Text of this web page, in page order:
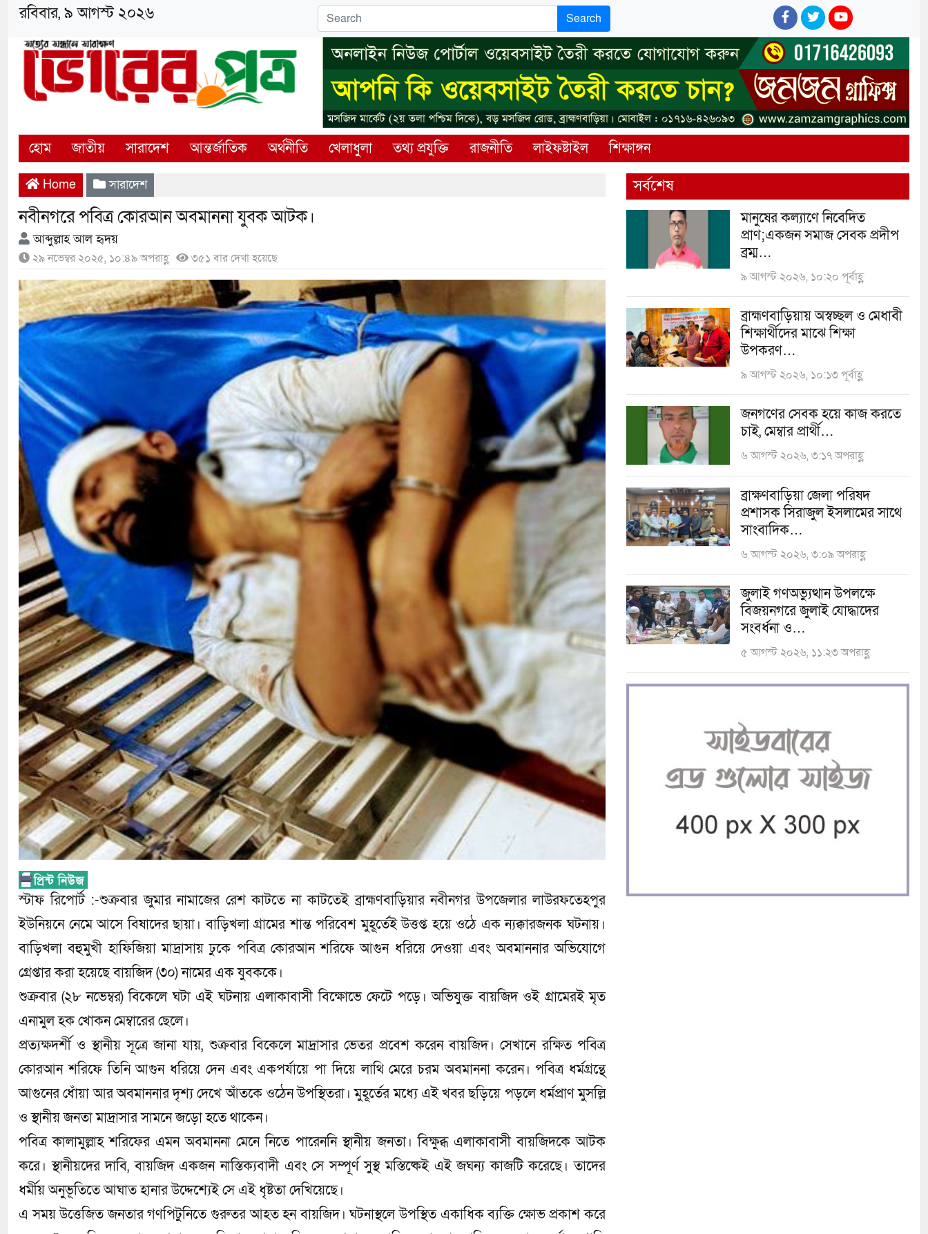
রবিবার, ৯ আগস্ট ২০২৬ Search
হোম জাতীয় সারাদেশ আন্তর্জাতিক অর্থনীতি খেলাধুলা তথ্য প্রযুক্তি রাজনীতি লাইফষ্টাইল শিক্ষাঙ্গন
Home সারাদেশ
নবীনগরে পবিত্র কোরআন অবমাননা যুবক আটক।
আব্দুল্লাহ আল হৃদয়
২৯ নভেম্বর ২০২৫, ১০:৪৯ অপরাহ্ণ ৩৫১ বার দেখা হয়েছে
স্টাফ রিপোর্ট :-শুক্রবার জুমার নামাজের রেশ কাটতে না কাটতেই ব্রাহ্মণবাড়িয়ার নবীনগর উপজেলার লাউরফতেহপুর
ইউনিয়নে নেমে আসে বিষাদের ছায়া। বাড়িখলা গ্রামের শান্ত পরিবেশ মুহূর্তেই উত্তপ্ত হয়ে ওঠে এক ন্যক্কারজনক ঘটনায়।
বাড়িখলা বহুমুখী হাফিজিয়া মাদ্রাসায় ঢুকে পবিত্র কোরআন শরিফে আগুন ধরিয়ে দেওয়া এবং অবমাননার অভিযোগে
গ্রেপ্তার করা হয়েছে বায়জিদ (৩০) নামের এক যুবককে।
শুক্রবার (২৮ নভেম্বর) বিকেলে ঘটা এই ঘটনায় এলাকাবাসী বিক্ষোভে ফেটে পড়ে। অভিযুক্ত বায়জিদ ওই গ্রামেরই মৃত
এনামুল হক খোকন মেম্বারের ছেলে।
প্রত্যক্ষদর্শী ও স্থানীয় সূত্রে জানা যায়, শুক্রবার বিকেলে মাদ্রাসার ভেতর প্রবেশ করেন বায়জিদ। সেখানে রক্ষিত পবিত্র
কোরআন শরিফে তিনি আগুন ধরিয়ে দেন এবং একপর্যায়ে পা দিয়ে লাথি মেরে চরম অবমাননা করেন। পবিত্র ধর্মগ্রন্থে
আগুনের ধোঁয়া আর অবমাননার দৃশ্য দেখে আঁতকে ওঠেন উপস্থিতরা। মুহূর্তের মধ্যে এই খবর ছড়িয়ে পড়লে ধর্মপ্রাণ মুসল্লি
ও স্থানীয় জনতা মাদ্রাসার সামনে জড়ো হতে থাকেন।
পবিত্র কালামুল্লাহ শরিফের এমন অবমাননা মেনে নিতে পারেননি স্থানীয় জনতা। বিক্ষুব্ধ এলাকাবাসী বায়জিদকে আটক
করে। স্থানীয়দের দাবি, বায়জিদ একজন নাস্তিক্যবাদী এবং সে সম্পূর্ণ সুস্থ মস্তিষ্কেই এই জঘন্য কাজটি করেছে। তাদের
ধর্মীয় অনুভূতিতে আঘাত হানার উদ্দেশ্যেই সে এই ধৃষ্টতা দেখিয়েছে।
এ সময় উত্তেজিত জনতার গণপিটুনিতে গুরুতর আহত হন বায়জিদ। ঘটনাস্থলে উপস্থিত একাধিক ব্যক্তি ক্ষোভ প্রকাশ করে
সর্বশেষ
মানুষের কল্যাণে নিবেদিত
প্রাণ;একজন সমাজ সেবক প্রদীপ
ব্রম্ম…
৯ আগস্ট ২০২৬, ১০:২০ পূর্বাহ্ণ
ব্রাহ্মণবাড়িয়ায় অস্বচ্ছল ও মেধাবী
শিক্ষার্থীদের মাঝে শিক্ষা
উপকরণ…
৯ আগস্ট ২০২৬, ১০:১৩ পূর্বাহ্ণ
জনগণের সেবক হয়ে কাজ করতে
চাই, মেম্বার প্রার্থী…
৬ আগস্ট ২০২৬, ৩:১৭ অপরাহ্ণ
ব্রাক্ষণবাড়িয়া জেলা পরিষদ
প্রশাসক সিরাজুল ইসলামের সাথে
সাংবাদিক…
৬ আগস্ট ২০২৬, ৩:০৯ অপরাহ্ণ
জুলাই গণঅভ্যুত্থান উপলক্ষে
বিজয়নগরে জুলাই যোদ্ধাদের
সংবর্ধনা ও…
৫ আগস্ট ২০২৬, ১১:২৩ অপরাহ্ণ